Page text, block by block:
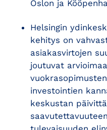
Oslon ja
Helsingin
kehitys on
asiakasvirtojen
joutuvat
investointien
keskustan